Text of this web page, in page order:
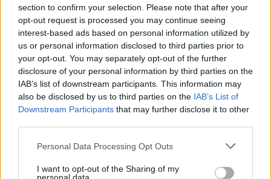
section to confirm your selection. Please note that after your
opt-out request is processed you may continue seeing
interest-based ads based on personal information utilized by
us or personal information disclosed to third parties prior to
your opt-out. You may separately opt-out of the further
disclosure of your personal information by third parties on the
IAB’s list of downstream participants. This information may
also be disclosed by us to third parties on the IAB’s List of
Downstream Participants that may further disclose it to other
Personal Data Processing Opt Outs
I want to opt-out of the Sharing of my
Žiūrimiausi įrašai
00:00:30
Vaizdai iš tragiškos avarijos Vilniaus r.: dviejų moterų ir
vaiko gyvybių išgelbėti nepavyko
32 laipsnių šilumos